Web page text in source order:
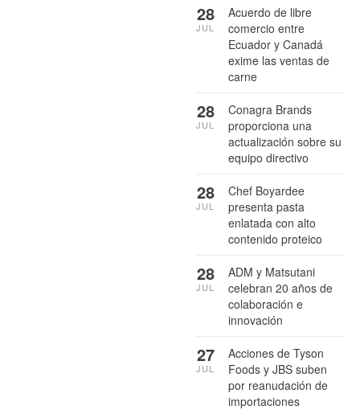
Acuerdo de libre
comercio entre
Ecuador y Canadá
exime las ventas de
carne
28
JUL
Conagra Brands
proporciona una
actualización sobre su
equipo directivo
28
JUL
Chef Boyardee
presenta pasta
enlatada con alto
contenido proteico
28
JUL
ADM y Matsutani
celebran 20 años de
colaboración e
innovación
28
JUL
Acciones de Tyson
Foods y JBS suben
por reanudación de
importaciones
27
JUL